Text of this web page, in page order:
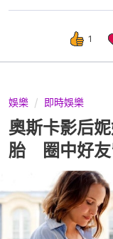
1
娛樂 即時娛樂
奧斯卡影后
胎 圈中好友